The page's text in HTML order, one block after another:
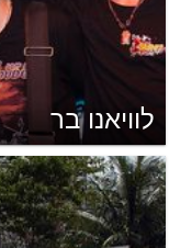
לוויאנו בר